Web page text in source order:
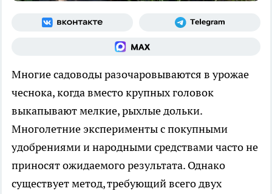
Многие садоводы разочаровываются в урожае
чеснока, когда вместо крупных головок
выкапывают мелкие, рыхлые дольки.
Многолетние эксперименты с покупными
удобрениями и народными средствами часто не
приносят ожидаемого результата. Однако
существует метод, требующий всего двух